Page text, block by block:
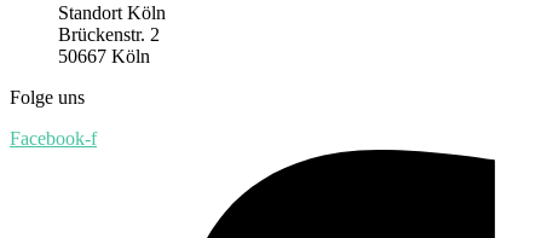
Standort Köln
Brückenstr. 2
50667 Köln
Folge uns
Facebook-f